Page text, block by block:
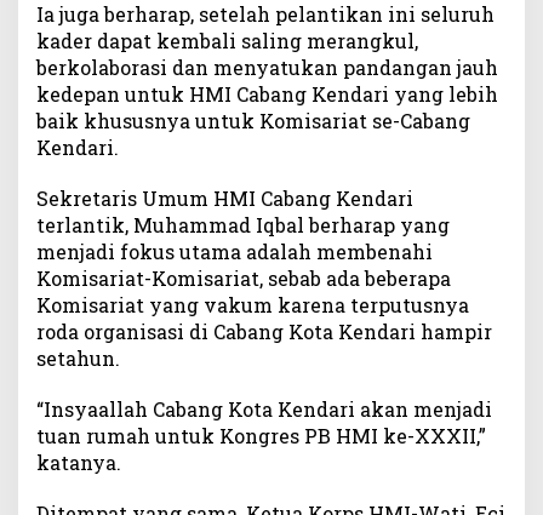
Ia juga berharap, setelah pelantikan ini seluruh
kader dapat kembali saling merangkul,
berkolaborasi dan menyatukan pandangan jauh
kedepan untuk HMI Cabang Kendari yang lebih
baik khususnya untuk Komisariat se-Cabang
Kendari.
Sekretaris Umum HMI Cabang Kendari
terlantik, Muhammad Iqbal berharap yang
menjadi fokus utama adalah membenahi
Komisariat-Komisariat, sebab ada beberapa
Komisariat yang vakum karena terputusnya
roda organisasi di Cabang Kota Kendari hampir
setahun.
“Insyaallah Cabang Kota Kendari akan menjadi
tuan rumah untuk Kongres PB HMI ke-XXXII,”
katanya.